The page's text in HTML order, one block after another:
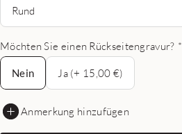
Rund
Möchten Sie einen Rückseitengravur? *
Nein
Nein
Ja (+ 15,00 €)
Anmerkung hinzufügen